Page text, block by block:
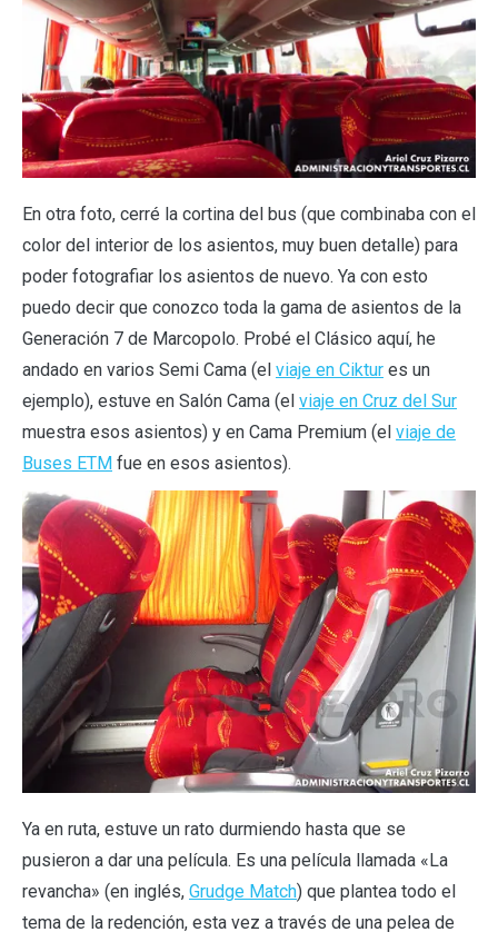
En otra foto, cerré la cortina del bus (que combinaba con el
color del interior de los asientos, muy buen detalle) para
poder fotografiar los asientos de nuevo. Ya con esto
puedo decir que conozco toda la gama de asientos de la
Generación 7 de Marcopolo. Probé el Clásico aquí, he
andado en varios Semi Cama (el viaje en Ciktur es un
ejemplo), estuve en Salón Cama (el viaje en Cruz del Sur
muestra esos asientos) y en Cama Premium (el viaje de
Buses ETM fue en esos asientos).
Ya en ruta, estuve un rato durmiendo hasta que se
pusieron a dar una película. Es una película llamada «La
revancha» (en inglés, Grudge Match) que plantea todo el
tema de la redención, esta vez a través de una pelea de